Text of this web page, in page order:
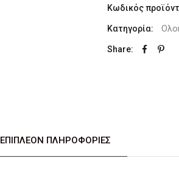
Κωδικός
Κατηγορία:
Share:
ΕΠΙΠΛΈΟΝ ΠΛΗΡΟΦΟΡΊΕΣ